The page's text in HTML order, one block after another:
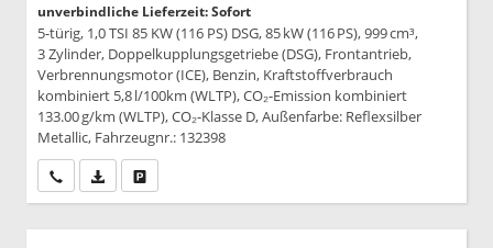
unverbindliche Lieferzeit: Sofort
5-türig, 1,0 TSI 85 KW (116 PS) DSG, 85 kW (116 PS), 999 cm³,
3 Zylinder, Doppelkupplungsgetriebe (DSG), Frontantrieb,
Verbrennungsmotor (ICE), Benzin, Kraftstoffverbrauch
kombiniert 5,8 l/100km (WLTP), CO₂-Emission kombiniert
133.00 g/km (WLTP), CO₂-Klasse D, Außenfarbe: Reflexsilber
Metallic, Fahrzeugnr.: 132398
Wir rufen Sie anPDF-Datei, Fahrzeugexposé drucken